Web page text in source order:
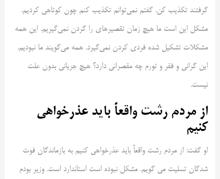
گرفتند تکذیب کن. گفتم نمی‌توانم تکذیب کنم چون کوتاهی کردیم.
مشکل این است ما هیچ زمان تقصیرهای را گردن نمی‌گیریم. این همه
مشکلات تشکیل شده فردی کردن نمی‌گیرد. همه می‌گویند ما نبودیم.
این گرانی و فقر و تورم چه مقصرانی دارد؟ هیچ جریانی بدون علت
نیست.
از مردم رشت واقعاً باید عذرخواهی
کنیم
او گفت: از مردم رشت واقعاً باید عذرخواهی کنیم به بازماندگان فوت
شدگان تسلیت می گویم. مشکل نبوده است استاندارد است. وزیر بودم